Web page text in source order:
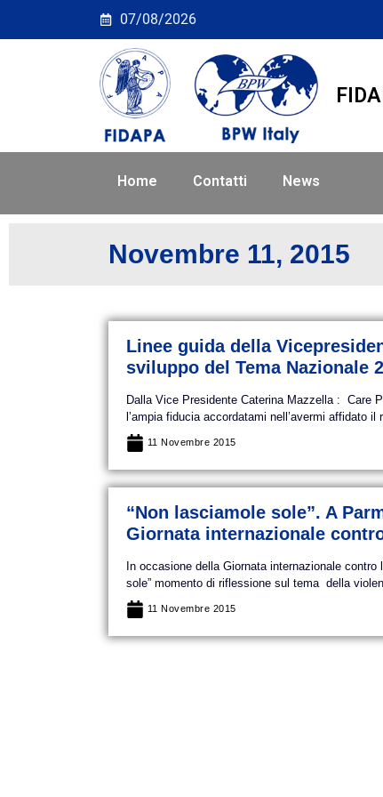
Giorno: <span>11
07/08/2026
Home Contatti News
Novembre 11, 2015
Linee guida della
sviluppo del Tema Nazionale
Dalla Vice Presidente Caterina Mazzella : Care
l’ampia fiducia accordatami nell’avermi affidato il
11 Novembre 2015
“Non lasciamole sole”. A
Giornata internazionale
In occasione della Giornata internazionale
sole” momento di riflessione sul tema della
11 Novembre 2015